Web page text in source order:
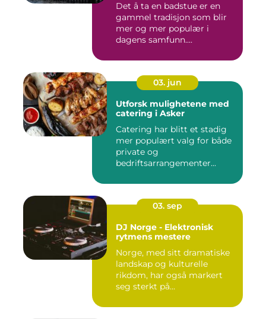
Det å ta en badstue er en
gammel tradisjon som blir
mer og mer populær i
dagens samfunn....
03. jun
Utforsk mulighetene med
catering i Asker
Catering har blitt et stadig
mer populært valg for både
private og
bedriftsarrangementer...
03. sep
DJ Norge - Elektronisk
rytmens mestere
Norge, med sitt dramatiske
landskap og kulturelle
rikdom, har også markert
seg sterkt på...